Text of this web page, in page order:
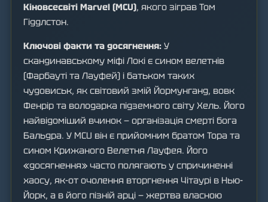
Кіновсесвіті Marvel (MCU), якого зіграв Том
Гіддлстон.
Ключові факти та досягнення: У
скандинавському міфі Локі є сином велетнів
(Фарбауті та Лауфей) і батьком таких
чудовиськ, як світовий змій Йормунганд, вовк
Фенрір та володарка підземного світу Хель. Його
найвідоміший вчинок — організація смерті бога
Бальдра. У MCU він є прийомним братом Тора та
сином Крижаного Велетня Лауфея. Його
«досягнення» часто полягають у спричиненні
хаосу, як-от очолення вторгнення Чітаурі в Нью-
Йорк, а в його пізній арці — жертва власною